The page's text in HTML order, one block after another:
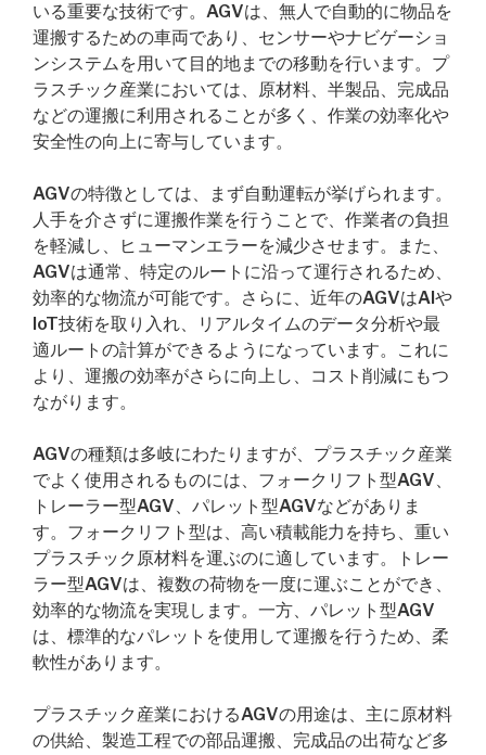
いる重要な技術です。AGVは、無人で自動的に物品を
運搬するための車両であり、センサーやナビゲーショ
ンシステムを用いて目的地までの移動を行います。プ
ラスチック産業においては、原材料、半製品、完成品
などの運搬に利用されることが多く、作業の効率化や
安全性の向上に寄与しています。
AGVの特徴としては、まず自動運転が挙げられます。
人手を介さずに運搬作業を行うことで、作業者の負担
を軽減し、ヒューマンエラーを減少させます。また、
AGVは通常、特定のルートに沿って運行されるため、
効率的な物流が可能です。さらに、近年のAGVはAIや
IoT技術を取り入れ、リアルタイムのデータ分析や最
適ルートの計算ができるようになっています。これに
より、運搬の効率がさらに向上し、コスト削減にもつ
ながります。
AGVの種類は多岐にわたりますが、プラスチック産業
でよく使用されるものには、フォークリフト型AGV、
トレーラー型AGV、パレット型AGVなどがありま
す。フォークリフト型は、高い積載能力を持ち、重い
プラスチック原材料を運ぶのに適しています。トレー
ラー型AGVは、複数の荷物を一度に運ぶことができ、
効率的な物流を実現します。一方、パレット型AGV
は、標準的なパレットを使用して運搬を行うため、柔
軟性があります。
プラスチック産業におけるAGVの用途は、主に原材料
の供給、製造工程での部品運搬、完成品の出荷など多